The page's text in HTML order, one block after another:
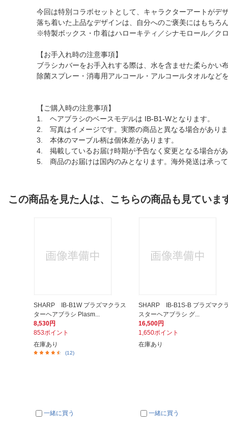
今回は特別コラボセットとして、キャラクターアートがデ
落ち着いた上品なデザインは、自分へのご褒美にはもちろ
※特製ボックス・巾着はハローキティ／シナモロール／ク
【お手入れ時の注意事項】
ブラシカバーをお手入れする際は、水を含ませた柔らかい
除菌スプレー・消毒用アルコール・アルコールタオルなど
【ご購入時の注意事項】
1. ヘアブラシのベースモデルは IB-B1-Wとなります。
2. 写真はイメージです。実際の商品と異なる場合がありま
3. 本体のマーブル柄は個体差があります。
4. 掲載しているお届け時期が予告なく変更となる場合があ
5. 商品のお届けは国内のみとなります。海外発送は承って
この商品を見た人は、こちらの商品も見ていま
SHARP IB-B1W プラズマクラス
ターヘアブラシ Plasm...
8,530円
853ポイント
在庫あり
(12)
一緒に買う
SHARP IB-B1S-B プラズマクラ
スターヘアブラシ グ...
16,500円
1,650ポイント
在庫あり
一緒に買う